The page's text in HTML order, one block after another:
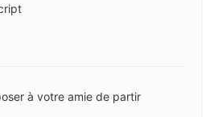
à votre amie de partir